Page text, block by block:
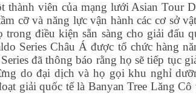
thành viên của mạng lưới Asian Tour
cỡ và năng lực vận hành các cơ sở
trong điều kiện sẵn sàng cho giải đấu
Series Châu Á được tổ chức hàng
đã thông báo rằng họ sẽ tiếp tục
do đại dịch và họ gọi khu nghỉ
giải quốc tế là Banyan Tree Lăng